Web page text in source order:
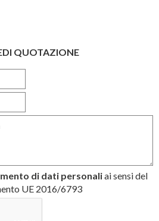
QUOTAZIONE
di dati personaliai sensi del
UE 2016/6793